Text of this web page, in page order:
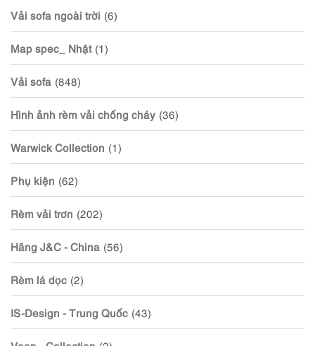
Vải sofa ngoài trời (6)
Map spec_ Nhật (1)
Vải sofa (848)
Hình ảnh rèm vải chống cháy (36)
Warwick Collection (1)
Phụ kiện (62)
Rèm vải trơn (202)
Hãng J&C - China (56)
Rèm lá dọc (2)
IS-Design - Trung Quốc (43)